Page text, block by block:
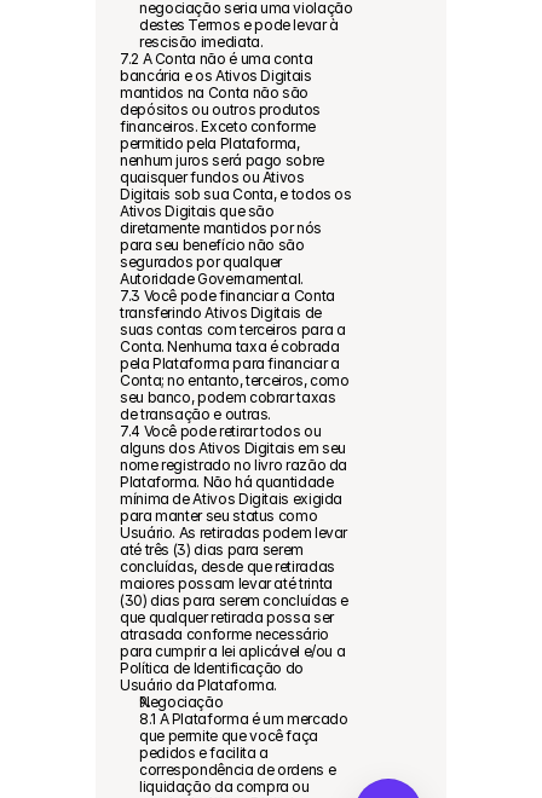
negociação seria uma violação
destes Termos e pode levar à
rescisão imediata.
7.2 A Conta não é uma conta
bancária e os Ativos Digitais
mantidos na Conta não são
depósitos ou outros produtos
financeiros. Exceto conforme
permitido pela Plataforma,
nenhum juros será pago sobre
quaisquer fundos ou Ativos
Digitais sob sua Conta, e todos os
Ativos Digitais que são
diretamente mantidos por nós
para seu benefício não são
segurados por qualquer
Autoridade Governamental.
7.3 Você pode financiar a Conta
transferindo Ativos Digitais de
suas contas com terceiros para a
Conta. Nenhuma taxa é cobrada
pela Plataforma para financiar a
Conta; no entanto, terceiros, como
seu banco, podem cobrar taxas
de transação e outras.
7.4 Você pode retirar todos ou
alguns dos Ativos Digitais em seu
nome registrado no livro razão da
Plataforma. Não há quantidade
mínima de Ativos Digitais exigida
para manter seu status como
Usuário. As retiradas podem levar
até três (3) dias para serem
concluídas, desde que retiradas
maiores possam levar até trinta
(30) dias para serem concluídas e
que qualquer retirada possa ser
atrasada conforme necessário
para cumprir a lei aplicável e/ou a
Política de Identificação do
Usuário da Plataforma.
Negociação
8.1 A Plataforma é um mercado
que permite que você faça
pedidos e facilita a
correspondência de ordens e
liquidação da compra ou